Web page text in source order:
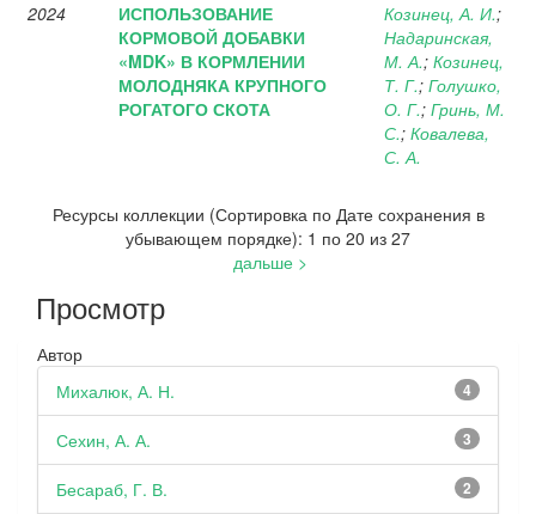
2024
ИСПОЛЬЗОВАНИЕ
КОРМОВОЙ ДОБАВКИ
«MDK» В КОРМЛЕНИИ
МОЛОДНЯКА КРУПНОГО
РОГАТОГО СКОТА
Козинец, А. И.;
Надаринская,
М. А.; Козинец,
Т. Г.; Голушко,
О. Г.; Гринь, М.
С.; Ковалева,
С. А.
Ресурсы коллекции (Сортировка по Дате сохранения в
убывающем порядке): 1 по 20 из 27
дальше >
Просмотр
Автор
4
Михалюк, А. Н.
3
Сехин, А. А.
2
Бесараб, Г. В.